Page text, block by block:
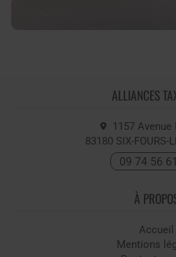
ALLIANCES
1157 Avenue
83180 SIX-FOURS-
09 74 56
À
Accueil
Mentions